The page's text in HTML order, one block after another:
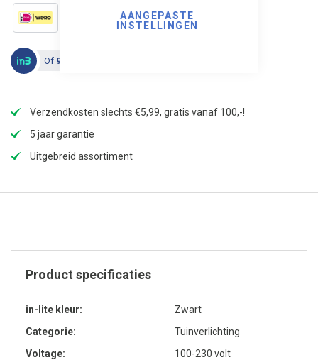
AANGEPASTE
INSTELLINGEN
Of 90,50 in 3 termijnen
Verzendkosten slechts €5,99, gratis vanaf 100,-!
5 jaar garantie
Uitgebreid assortiment
Product specificaties
in-lite kleur
Zwart
Categorie
Tuinverlichting
Voltage
100-230 volt